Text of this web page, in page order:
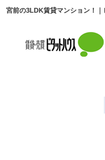
宮前の3LDK賃貸マンション！